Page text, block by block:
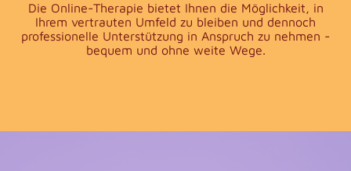
Die Online-Therapie bietet Ihnen die Möglichkeit, in
Ihrem vertrauten Umfeld zu bleiben und dennoch
professionelle Unterstützung in Anspruch zu nehmen -
bequem und ohne weite Wege.